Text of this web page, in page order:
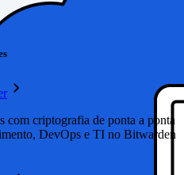
com criptografia de ponta a ponta
DevOps e TI no Bitwarden